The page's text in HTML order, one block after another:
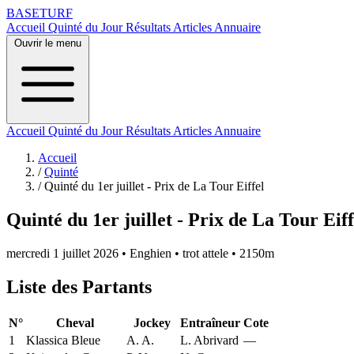
BASETURF
Accueil Quinté du JourRésultats Articles Annuaire
Ouvrir le menu
Accueil Quinté du JourRésultats Articles Annuaire
Accueil
/ Quinté
/ Quinté du 1er juillet - Prix de La Tour Eiffel
Quinté du 1er juillet - Prix de La Tour
mercredi 1 juillet 2026 • Enghien • trot attele • 2150m
Liste des Partants
N° Cheval Jockey Entraîneur Cote
1
Klassica Bleue A. A. L. Abrivard —